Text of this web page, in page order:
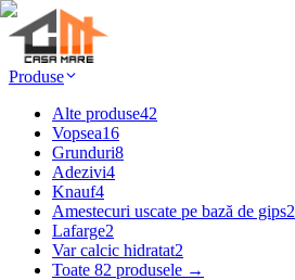
Produse
Alte produse42
Vopsea16
Grunduri8
Adezivi4
Knauf4
Amestecuri uscate pe bază de gips2
Lafarge2
Var calcic hidratat2
Toate 82 produsele →